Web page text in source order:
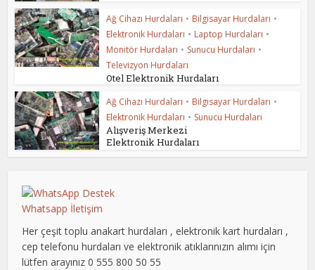
Ağ Cihazı Hurdaları • Bilgisayar Hurdaları •
Elektronik Hurdaları • Laptop Hurdaları •
Monitör Hurdaları • Sunucu Hurdaları •
Televizyon Hurdaları
Otel Elektronik Hurdaları
Ağ Cihazı Hurdaları • Bilgisayar Hurdaları •
Elektronik Hurdaları • Sunucu Hurdaları
Alışveriş Merkezi
Elektronik Hurdaları
Whatsapp İletişim
Her çeşit toplu anakart hurdaları , elektronik kart hurdaları ,
cep telefonu hurdaları ve elektronik atıklarınızın alımı için
lütfen arayınız 0 555 800 50 55